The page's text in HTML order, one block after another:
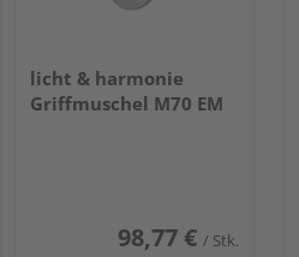
licht & harmonie
Griffmuschel M70 EM
98,77 € / Stk.